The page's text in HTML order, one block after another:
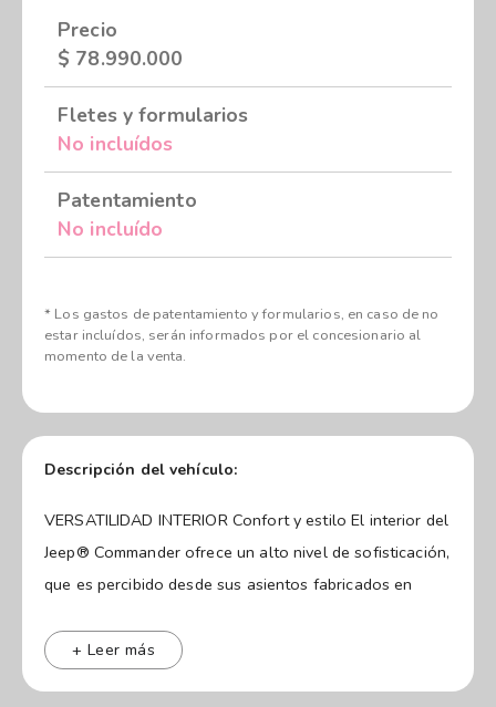
Precio
$ 78.990.000
Fletes y formularios
No incluídos
Patentamiento
No incluído
* Los gastos de patentamiento y formularios, en caso de no
estar incluídos, serán informados por el concesionario al
momento de la venta.
Descripción del vehículo:
VERSATILIDAD INTERIOR Confort y estilo El interior del
Jeep® Commander ofrece un alto nivel de sofisticación,
que es percibido desde sus asientos fabricados en
revestimientos del tablero y la consola central.
+ Leer más